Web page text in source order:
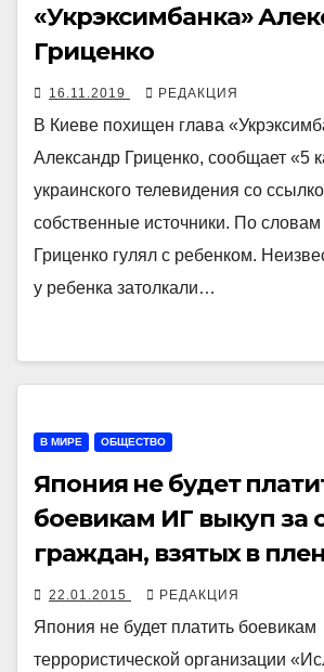
«Укрэксимбанка»
Гриценко
16.11.2019 РЕДАКЦИЯ
В Киеве похищен глава
Александр Гриценко, сообщает «5
украинского телевидения со
собственные источники. По
Гриценко гулял с ребенком.
у ребенка затолкали…
В МИРЕ ОБЩЕСТВО
Япония не будет
боевикам ИГ выкуп за
граждан, взятых в плен
22.01.2015 РЕДАКЦИЯ
Япония не будет платить боевикам
террористической организации